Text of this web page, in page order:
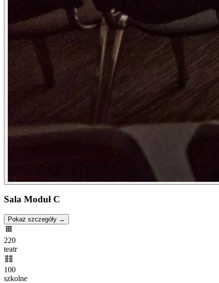
Sala Moduł C
Pokaż szczegóły →
220
teatr
100
szkolne